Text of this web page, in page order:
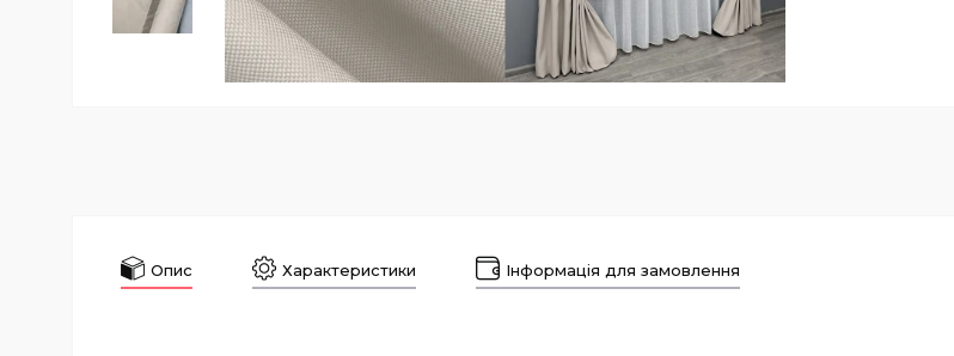
Опис Характеристики Інформація для замовлення